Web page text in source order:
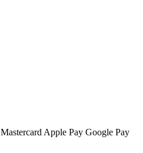
Mastercard Apple Pay Google Pay